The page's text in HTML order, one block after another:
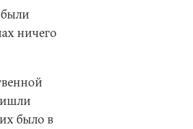
ничего
было в